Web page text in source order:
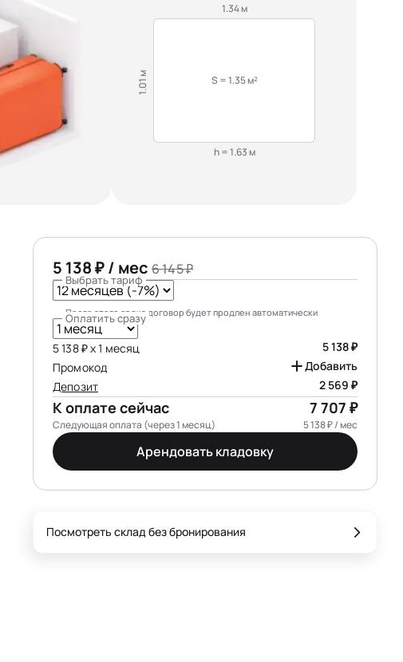
1.34 м
S = 1.35 м²
1.01 м
h = 1.63 м
5 138 ₽ / мес 6 145 ₽
Выбрать тариф
После этого срока договор будет продлен автоматически
Оплатить сразу
5 138 ₽ х 1 месяц
5 138 ₽
Промокод
Добавить
Депозит
2 569 ₽
К оплате сейчас 7 707 ₽
Следующая оплата (через 1 месяц) 5 138 ₽ / мес
Арендовать кладовку
Посмотреть склад без бронирования